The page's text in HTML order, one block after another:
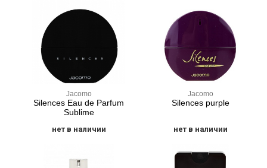
Jacomo
Silences Eau de Parfum
Sublime
нет в наличии
Jacomo
Silences purple
нет в наличии